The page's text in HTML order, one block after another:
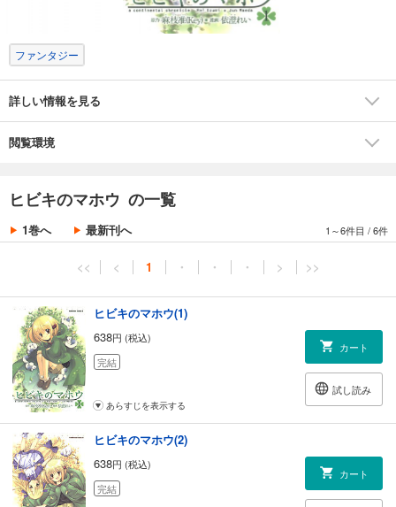
ファンタジー
詳しい情報を見る
閲覧環境
ヒビキのマホウ の一覧
1巻へ 最新刊へ 1～6件目 /6件
<< < 1 ・ ・ ・ > >>
ヒビキのマホウ(1)
638円 (税込)
完結
カート
試し読み
あらすじを表示する
ヒビキのマホウ(2)
638円 (税込)
完結
カート